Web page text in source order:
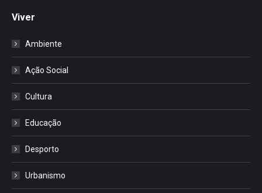
Viver
Ambiente
Ação Social
Cultura
Educação
Desporto
Urbanismo